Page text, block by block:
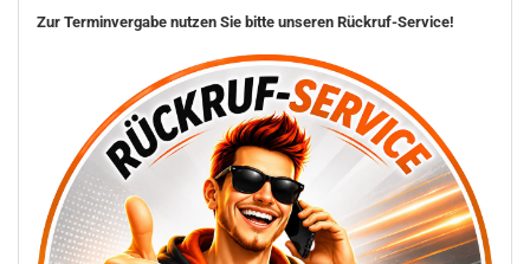
Zur Terminvergabe nutzen Sie bitte unseren Rückruf-Service!